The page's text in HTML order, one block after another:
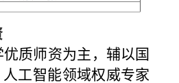
质师资为主，辅以国
工智能领域权威专家